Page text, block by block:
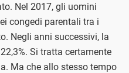
Nel 2017, gli uomini
congedi parentali tra i
Negli anni successivi, la
Si tratta certamente
Ma che allo stesso tempo